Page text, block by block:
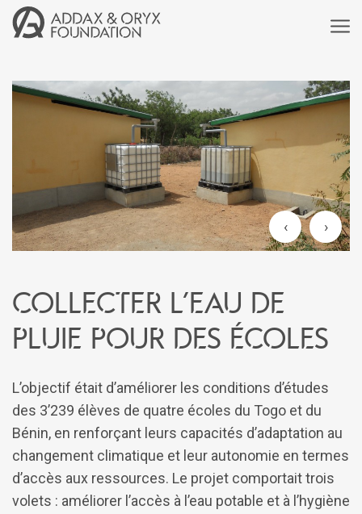
‹ ›
Collecter l’eau de
pluie pour des écoles
L’objectif était d’améliorer les conditions d’études
des 3’239 élèves de quatre écoles du Togo et du
Bénin, en renforçant leurs capacités d’adaptation au
changement climatique et leur autonomie en termes
d’accès aux ressources. Le projet comportait trois
volets : améliorer l’accès à l’eau potable et à l’hygiène